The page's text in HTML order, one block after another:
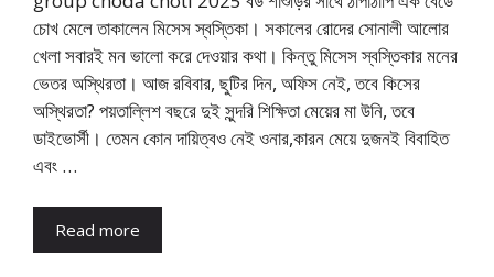
চোখ মেলে তাকালেন মিসেস স্বস্তিকা। সকালের রোদের সোনালী আলোর
খেলা সবারই মন ভালো করে দেওয়ার কথা। কিন্তু মিসেস স্বস্তিকার মনের
ভেতর অস্থিরতা। আজ রবিবার, ছুটির দিন, অফিস নেই, তবে কিসের
অস্থিরতা? পয়তাল্লিশ বছরে দুই সুন্দরি শিক্ষিতা মেয়ের মা উনি, তবে
ডাইভোর্সী। তেমন কোন দায়িত্বও নেই ওনার,কারন মেয়ে দুজনই বিবাহিত
এবং …
Read more